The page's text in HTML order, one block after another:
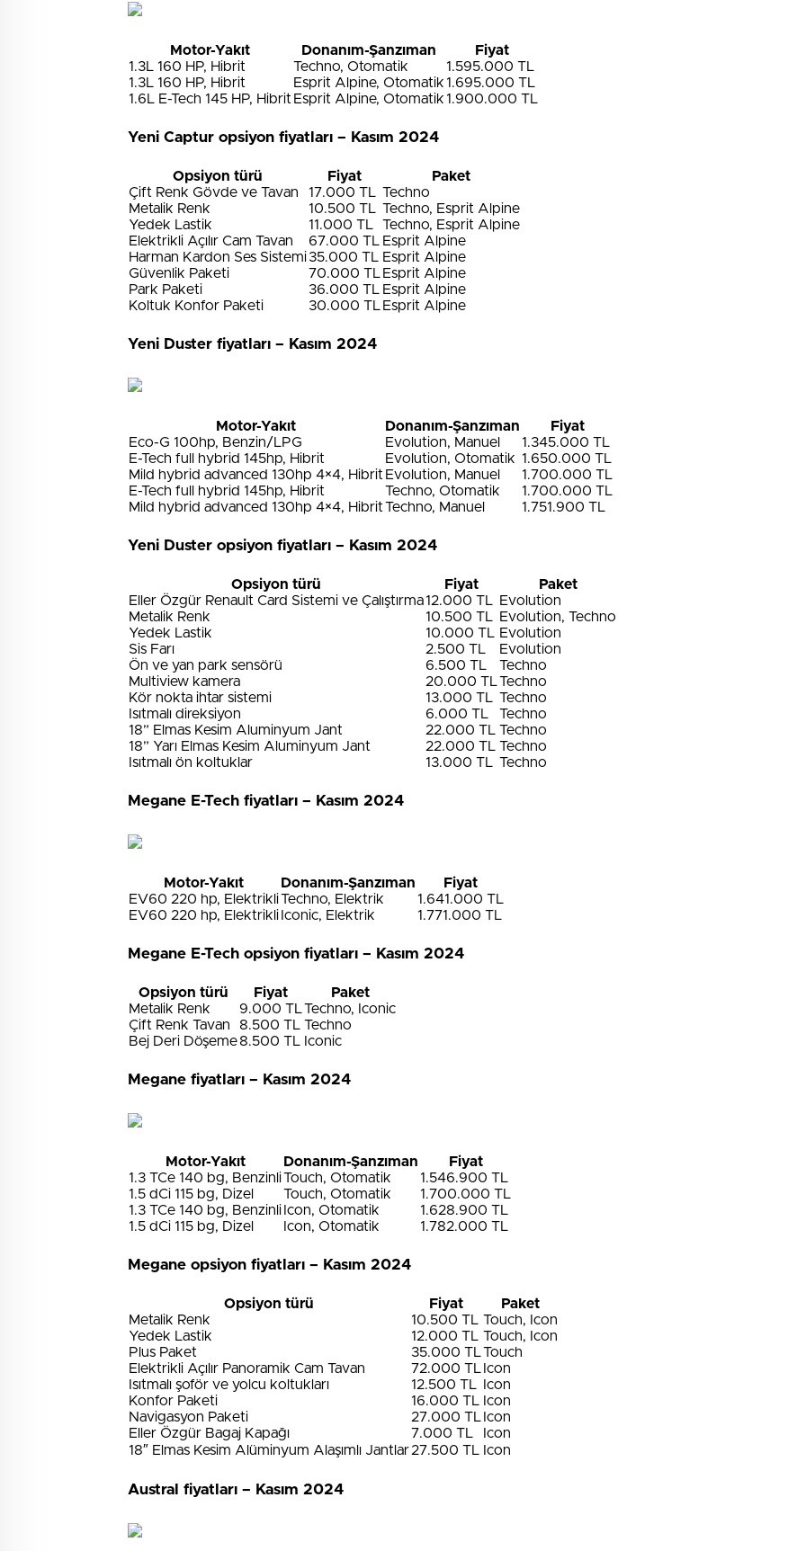
Motor-Yakıt Donanım-Şanzıman
Fiyat
1.3L 160 HP, Hibrit
Techno, Otomatik
1.595.000 TL
1.3L 160 HP, Hibrit
Esprit Alpine, Otomatik 1.695.000 TL
1.6L E-Tech 145 HP, Hibrit Esprit Alpine, Otomatik 1.900.000 TL
Yeni Captur opsiyon fiyatları – Kasım 2024
Opsiyon türü Fiyat
Paket
Çift Renk Gövde ve Tavan
17.000 TL Techno
Metalik Renk
10.500 TL Techno, Esprit Alpine
Yedek Lastik
11.000 TL
Techno, Esprit Alpine
Elektrikli Açılır Cam Tavan
67.000 TL Esprit Alpine
Harman Kardon Ses Sistemi35.000 TL Esprit Alpine
Güvenlik Paketi
70.000 TL Esprit Alpine
Park Paketi
36.000 TL Esprit Alpine
Koltuk Konfor Paketi
30.000 TL Esprit Alpine
Yeni Duster fiyatları – Kasım 2024
Motor-Yakıt Donanım-Şanzıman
Fiyat
Eco-G 100hp, Benzin/LPG
Evolution, Manuel
1.345.000 TL
E-Tech full hybrid 145hp, Hibrit
Evolution, Otomatik 1.650.000 TL
Mild hybrid advanced 130hp 4×4, Hibrit Evolution, Manuel
1.700.000 TL
E-Tech full hybrid 145hp, Hibrit
Techno, Otomatik
1.700.000 TL
Mild hybrid advanced 130hp 4×4, HibritTechno, Manuel 1.751.900 TL
Yeni Duster opsiyon fiyatları – Kasım 2024
Opsiyon türü Fiyat
Paket
Eller Özgür Renault Card Sistemi ve Çalıştırma12.000 TL
Evolution
Metalik Renk
10.500 TL
Evolution, Techno
Yedek Lastik
10.000 TL Evolution
Sis Farı
2.500 TL
Evolution
Ön ve yan park sensörü
6.500 TL
Techno
Multiview kamera
20.000 TLTechno
Kör nokta ihtar sistemi
13.000 TL Techno
Isıtmalı direksiyon
6.000 TL
Techno
18” Elmas Kesim Aluminyum Jant
22.000 TL Techno
18” Yarı Elmas Kesim Aluminyum Jant
22.000 TL Techno
Isıtmalı ön koltuklar
13.000 TL Techno
Megane E-Tech fiyatları – Kasım 2024
Motor-Yakıt Donanım-Şanzıman
Fiyat
EV60 220 hp, ElektrikliTechno, Elektrik
1.641.000 TL
EV60 220 hp, Elektrikli Iconic, Elektrik 1.771.000 TL
Megane E-Tech opsiyon fiyatları – Kasım 2024
Opsiyon türü Fiyat
Paket
Metalik Renk
9.000 TLTechno, Iconic
Çift Renk Tavan
8.500 TL Techno
Bej Deri Döşeme8.500 TL Iconic
Megane fiyatları – Kasım 2024
Motor-Yakıt Donanım-Şanzıman
Fiyat
1.3 TCe 140 bg, BenzinliTouch, Otomatik
1.546.900 TL
1.5 dCi 115 bg, Dizel
Touch, Otomatik
1.700.000 TL
1.3 TCe 140 bg, Benzinli Icon, Otomatik
1.628.900 TL
1.5 dCi 115 bg, Dizel
Icon, Otomatik 1.782.000 TL
Megane opsiyon fiyatları – Kasım 2024
Opsiyon türü Fiyat
Paket
Metalik Renk
10.500 TL Touch, Icon
Yedek Lastik
12.000 TL Touch, Icon
Plus Paket
35.000 TLTouch
Elektrikli Açılır Panoramik Cam Tavan
72.000 TL Icon
Isıtmalı şoför ve yolcu koltukları
12.500 TL
Icon
Konfor Paketi
16.000 TL Icon
Navigasyon Paketi
27.000 TL Icon
Eller Özgür Bagaj Kapağı
7.000 TL
Icon
18″ Elmas Kesim Alüminyum Alaşımlı Jantlar27.500 TL Icon
Austral fiyatları – Kasım 2024